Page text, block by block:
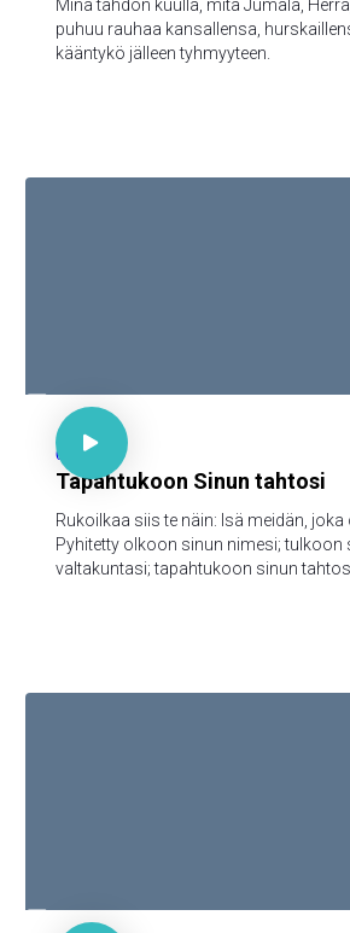
Minä tahdon kuulla, mitä Jumala,
puhuu rauhaa kansallensa,
kääntykö jälleen tyhmyyteen.
Matt 6:9-13

65
Tapahtukoon Sinun tahtosi
Rukoilkaa siis te näin: Isä meidän, joka
Pyhitetty olkoon sinun nimesi; tulkoon
valtakuntasi; tapahtukoon sinun
vaan päästä meidät pahasta, [sillä
Jes 53:8